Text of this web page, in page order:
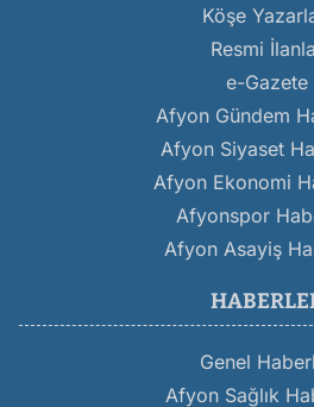
Köşe
Resmi
e-Gazete
Afyon Gündem
Afyon Siyaset
Afyon Ekonomi
Afyonspor
Afyon Asayiş
Genel
Afyon Sağlık